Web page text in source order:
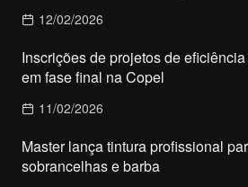
12/02/2026
Inscrições de projetos de
em fase final na Copel
11/02/2026
Master lança tintura profissional
sobrancelhas e barba